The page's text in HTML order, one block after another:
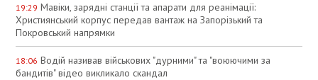
19:29 Мавіки, зарядні станції та апарати для реанімації:
Християнський корпус передав вантаж на Запорізький та
Покровський напрямки
18:06 Водій називав військових "дурними" та "воюючими за
бандитів" відео викликало скандал